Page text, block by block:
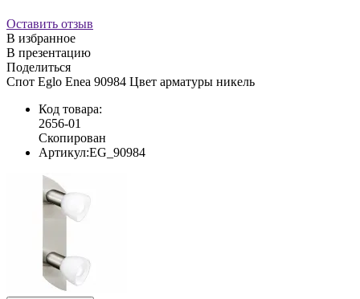
Оставить отзыв
В избранное
В презентацию
Поделиться
Спот Eglo Enea 90984 Цвет арматуры никель
Код товара:
2656-01
Скопирован
Артикул:EG_90984